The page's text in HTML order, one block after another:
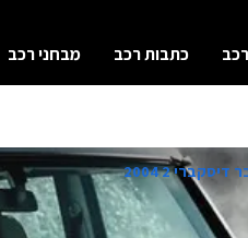
כתבות רכב מבחני רכב
2 2004